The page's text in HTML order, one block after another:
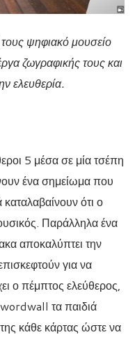
ψηφιακό μουσείο
ζωγραφικής τους και
ελευθερία.
5 μέσα σε μία τσέπη
ένα σημείωμα που
ότι ο
Παράλληλα ένα
αποκαλύπτει την
για να
ο πέμπτος ελεύθερος,
τα παιδιά
κάθε κάρτας ώστε να